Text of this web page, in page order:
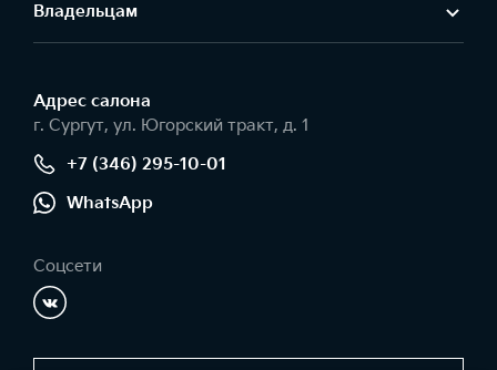
Владельцам
Адрес салонa
г. Сургут, ул. Югорский тракт, д. 1
+7 (346) 295-10-01
WhatsApp
Соцсети